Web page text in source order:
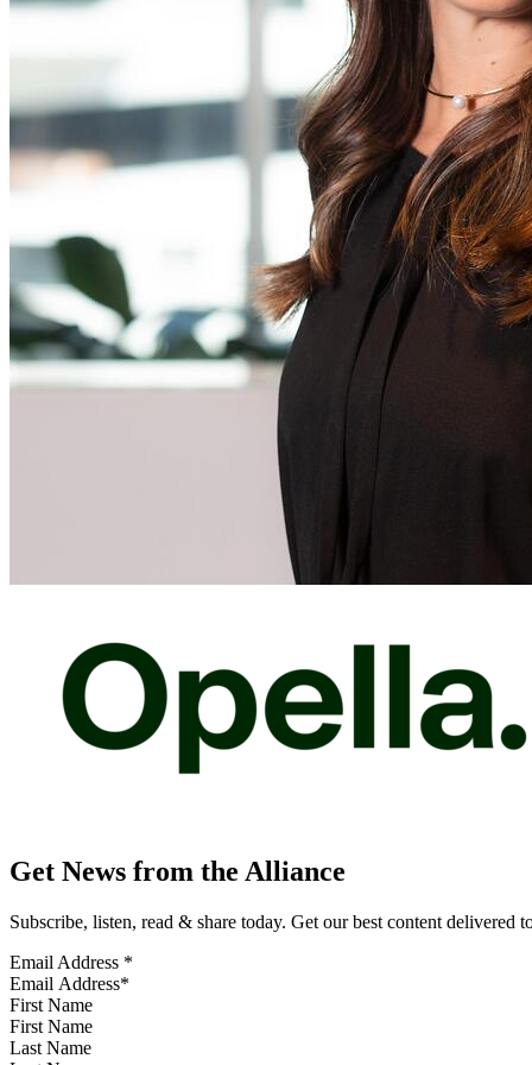
Get News from the Alliance
Subscribe, listen, read & share today. Get our best content
Email Address *
First Name
Last Name